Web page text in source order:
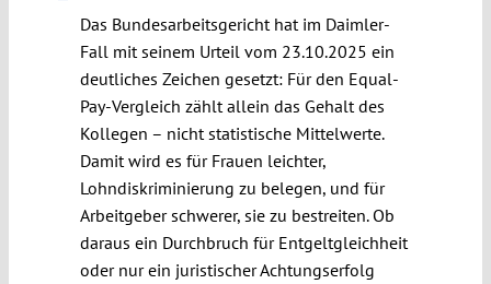
Das Bundesarbeitsgericht hat im Daimler-
Fall mit seinem Urteil vom 23.10.2025 ein
deutliches Zeichen gesetzt: Für den Equal-
Pay-Vergleich zählt allein das Gehalt des
Kollegen – nicht statistische Mittelwerte.
Damit wird es für Frauen leichter,
Lohndiskriminierung zu belegen, und für
Arbeitgeber schwerer, sie zu bestreiten. Ob
daraus ein Durchbruch für Entgeltgleichheit
oder nur ein juristischer Achtungserfolg